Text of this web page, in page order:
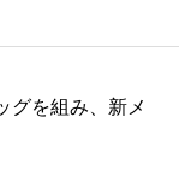
グを組み、新メ